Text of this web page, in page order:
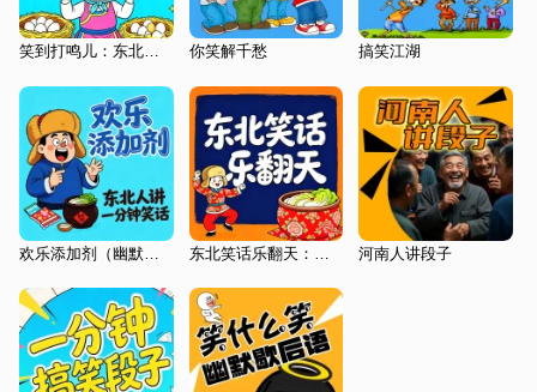
笑到打鸣儿：东北老乡讲一分钟笑话 你笑解千愁 搞笑江湖
河南人讲段子